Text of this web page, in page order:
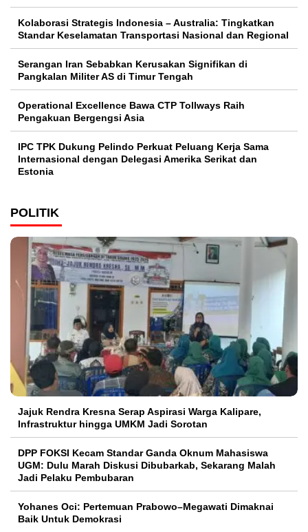
Kolaborasi Strategis Indonesia – Australia: Tingkatkan
Standar Keselamatan Transportasi Nasional dan Regional
Serangan Iran Sebabkan Kerusakan Signifikan di
Pangkalan Militer AS di Timur Tengah
Operational Excellence Bawa CTP Tollways Raih
Pengakuan Bergengsi Asia
IPC TPK Dukung Pelindo Perkuat Peluang Kerja Sama
Internasional dengan Delegasi Amerika Serikat dan
Estonia
POLITIK
Jajuk Rendra Kresna Serap Aspirasi Warga Kalipare,
Infrastruktur hingga UMKM Jadi Sorotan
DPP FOKSI Kecam Standar Ganda Oknum Mahasiswa
UGM: Dulu Marah Diskusi Dibubarkab, Sekarang Malah
Jadi Pelaku Pembubaran
Yohanes Oci: Pertemuan Prabowo–Megawati Dimaknai
Baik Untuk Demokrasi